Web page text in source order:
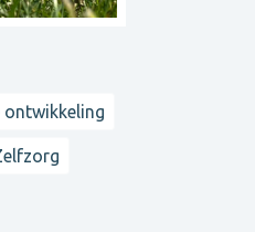
ontwikkeling